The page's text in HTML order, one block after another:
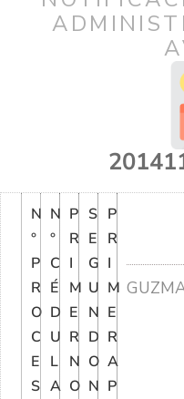
N
°
P
R
O
C
E
S
N
°
C
É
D
U
L
A
P
R
I
M
E
R
N
O
S
E
G
U
N
D
O
N
P
R
I
M
E
R
A
P